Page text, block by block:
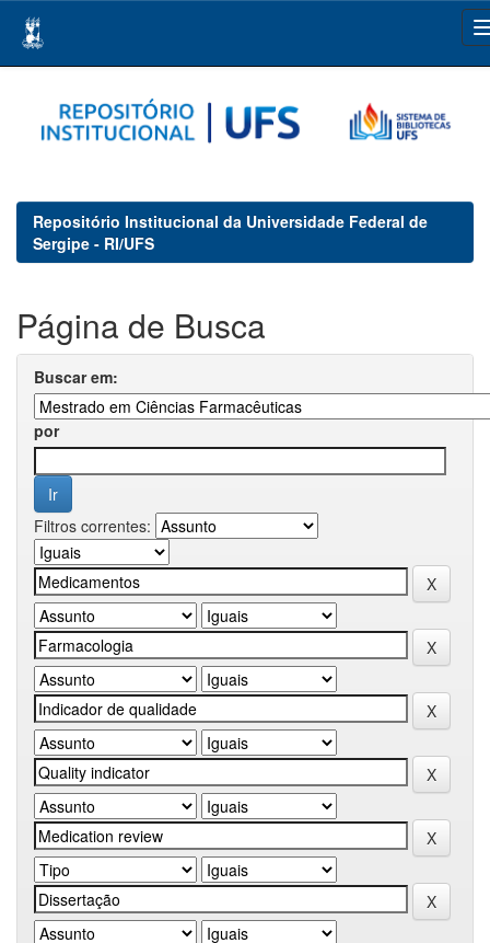
navigation
Repositório Institucional da Universidade Federal de
Sergipe - RI/UFS
Página de Busca
Buscar em:
por
Filtros correntes: